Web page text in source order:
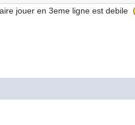
jouer en 3eme ligne est debile